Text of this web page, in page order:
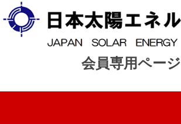
会員専用ページ
コンテンツへスキップ